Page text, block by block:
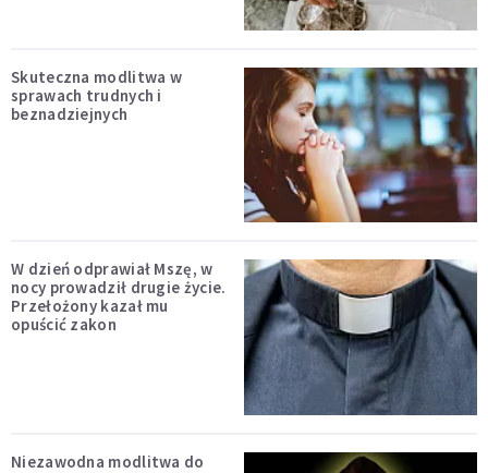
Skuteczna modlitwa w
sprawach trudnych i
beznadziejnych
W dzień odprawiał Mszę, w
nocy prowadził drugie życie.
Przełożony kazał mu
opuścić zakon
Niezawodna modlitwa do